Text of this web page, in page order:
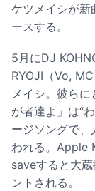
ケツメイシが新
ースする。
5月にDJ
RYOJI（Vo,
メイシ。彼ら
が者達よ」は“
ージソングで
われる。Apple
saveすると大
ントされる。